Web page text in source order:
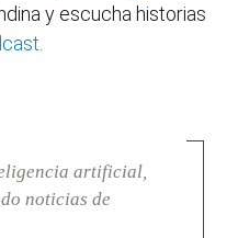
y escucha historias
artificial,
noticias de